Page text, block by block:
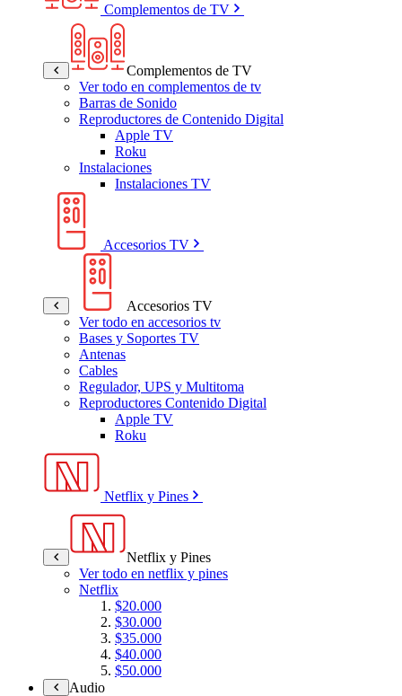
Complementos de TV
Complementos de TV
Ver todo en complementos de tv
Barras de Sonido
Reproductores de Contenido Digital
Apple TV
Roku
Instalaciones
Instalaciones TV
Accesorios TV
Accesorios TV
Ver todo en accesorios tv
Bases y Soportes TV
Antenas
Cables
Regulador, UPS y Multitoma
Reproductores Contenido Digital
Apple TV
Roku
Netflix y Pines
Netflix y Pines
Ver todo en netflix y pines
Netflix
$20.000
$30.000
$35.000
$40.000
$50.000
Audio